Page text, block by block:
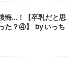
悔…！【卒乳だと思
た？④】 by いっち